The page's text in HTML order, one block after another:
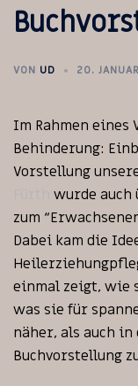
VON UD 20.
Im Rahmen eines
Behinderung:
Vorstellung
wurde auch
zum
Dabei kam die
einmal zeigt, wie
was sie für
näher, als auch in
Buchvorstellung